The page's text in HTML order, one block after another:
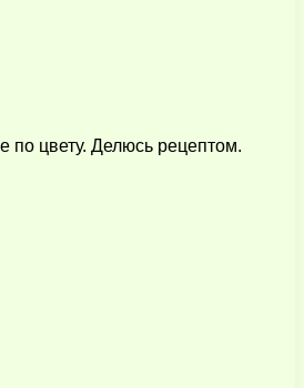
по цвету. Делюсь рецептом.